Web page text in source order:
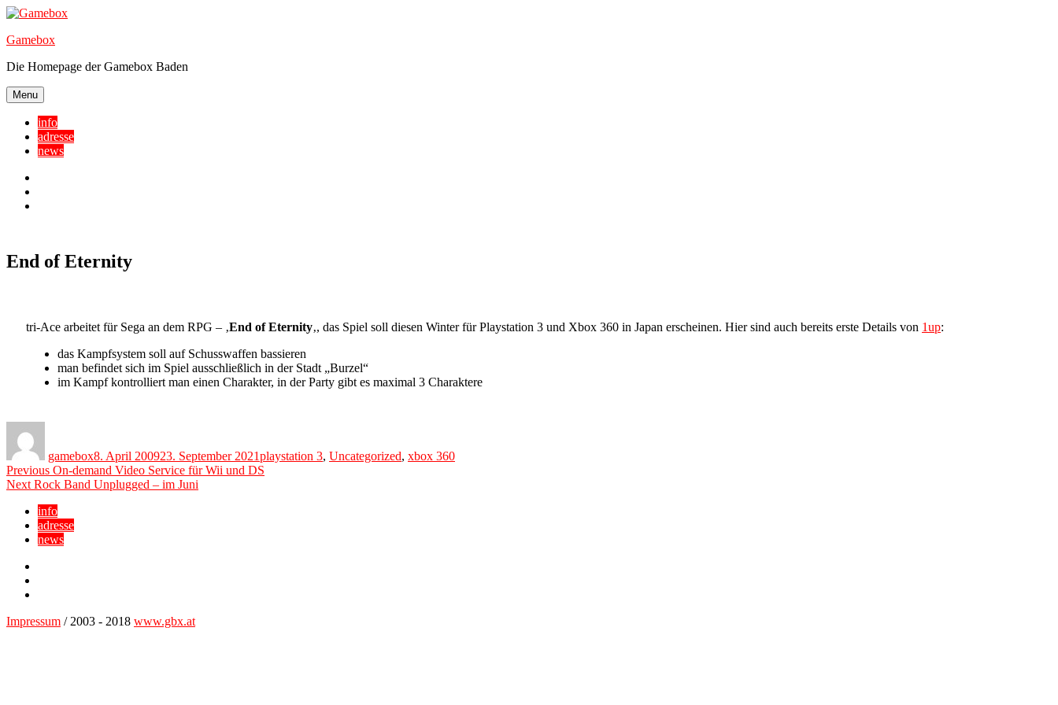
Skip
content
Gamebox
Die Homepage der Gamebox Baden
Menu
info
adresse
news
End of Eternity
tri-Ace arbeitet für Sega an dem RPG – ‚End of Eternity‚, das Spiel soll diesen Winter für Playstation 3 und Xbox 360 in Japan erscheinen. Hier sind auch bereits erste Details von 1up:
das Kampfsystem soll auf Schusswaffen bassieren
man befindet sich im Spiel ausschließlich in der Stadt „Burzel“
im Kampf kontrolliert man einen Charakter, in der Party gibt es maximal 3 Charaktere
gamebox8. April 200923. September 2021playstation 3, Uncategorized, xbox 360
Beitragsnavigation
Previous Previous
post:
On-demand Video Service für Wii und DS
Next Next
Rock Band Unplugged – im Juni
info
adresse
news
Impressum / 2003 - 2018 www.gbx.at